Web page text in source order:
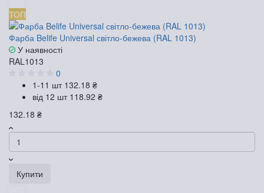
ТОП
Фарба Belife Universal світло-бежева (RAL 1013)
У наявності
RAL1013
0
1-11 шт 132.18 ₴
від 12 шт 118.92 ₴
132.18 ₴
Купити